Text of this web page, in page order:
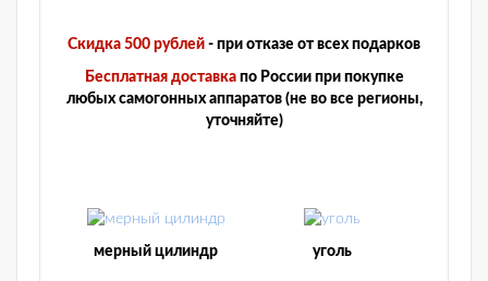
Скидка 500 рублей - при отказе от всех подарков
Бесплатная доставкапо России при покупке
любых самогонных аппаратов (не во все регионы,
уточняйте)
мерный цилиндр уголь